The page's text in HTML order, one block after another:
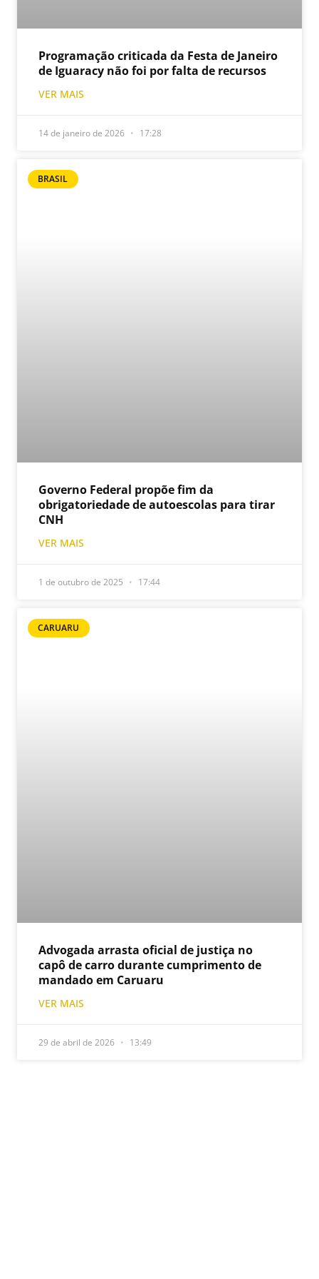
Programação criticada da Festa de Janeiro
de Iguaracy não foi por falta de recursos
VER MAIS
14 de janeiro de 2026 17:28
BRASIL
Governo Federal propõe fim da
obrigatoriedade de autoescolas para tirar
CNH
VER MAIS
1 de outubro de 2025 17:44
CARUARU
Advogada arrasta oficial de justiça no
capô de carro durante cumprimento de
mandado em Caruaru
VER MAIS
29 de abril de 2026 13:49